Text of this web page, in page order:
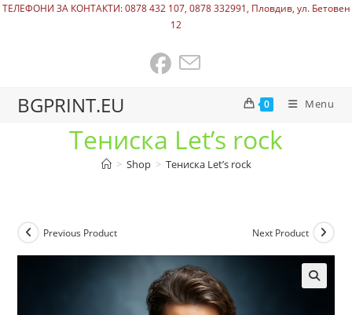
ТЕЛЕФОНИ ЗА КОНТАКТИ: 0878 432 107, 0878 332991, Пловдив, ул. Бетовен
12
BGPRINT.EU 0 Menu
Тениска Let’s rock
> Shop > Тениска Let’s rock
Previous Product Next Product